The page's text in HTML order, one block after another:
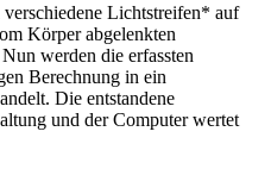
Lichtstreifen* auf
Körper abgelenkten
werden die erfassten
Berechnung in ein
Die entstandene
und der Computer wertet